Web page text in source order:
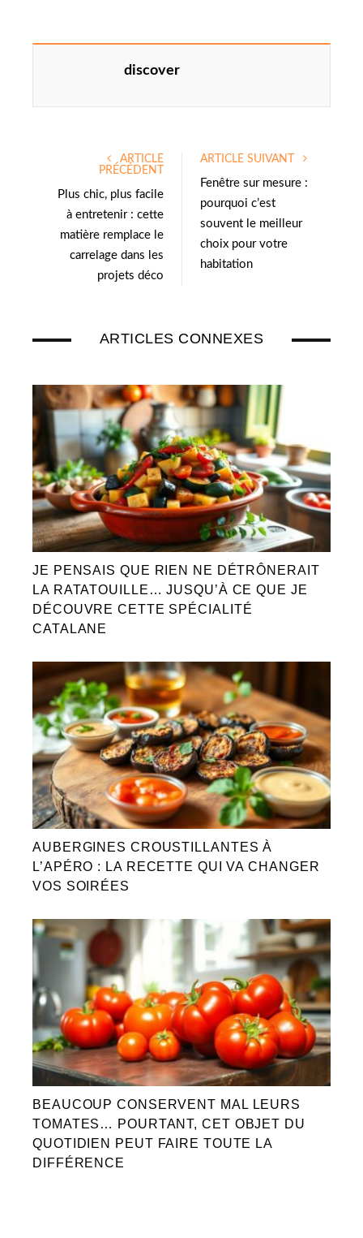
discover
ARTICLE
PRÉCÉDENT
Plus chic, plus facile
à entretenir : cette
matière remplace le
carrelage dans les
projets déco
ARTICLE SUIVANT
Fenêtre sur mesure :
pourquoi c’est
souvent le meilleur
choix pour votre
habitation
ARTICLES CONNEXES
JE PENSAIS QUE RIEN NE DÉTRÔNERAIT
LA RATATOUILLE… JUSQU’À CE QUE JE
DÉCOUVRE CETTE SPÉCIALITÉ
CATALANE
AUBERGINES CROUSTILLANTES À
L’APÉRO : LA RECETTE QUI VA CHANGER
VOS SOIRÉES
BEAUCOUP CONSERVENT MAL LEURS
TOMATES… POURTANT, CET OBJET DU
QUOTIDIEN PEUT FAIRE TOUTE LA
DIFFÉRENCE